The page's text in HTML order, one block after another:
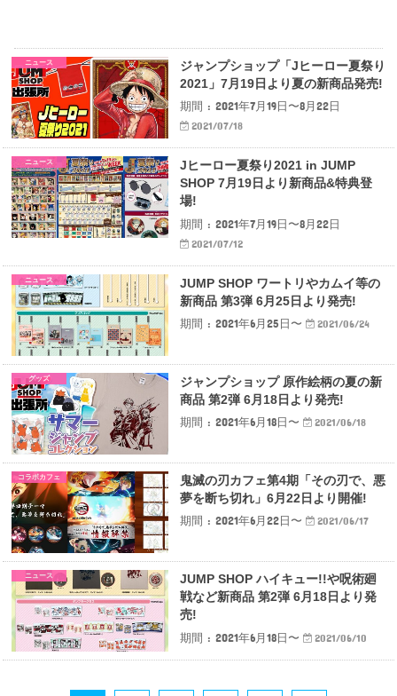
ニュース
ジャンプショップ「Jヒーロー夏祭り
2021」7月19日より夏の新商品発売!
期間 : 2021年7月19日〜8月22日
2021/07/18
ニュース
Jヒーロー夏祭り2021 in JUMP
SHOP 7月19日より新商品&特典登
場!
期間 : 2021年7月19日〜8月22日
2021/07/12
ニュース
JUMP SHOP ワートリやカムイ等の
新商品 第3弾 6月25日より発売!
期間 : 2021年6月25日〜
2021/06/24
グッズ
ジャンプショップ 原作絵柄の夏の新
商品 第2弾 6月18日より発売!
期間 : 2021年6月18日〜
2021/06/18
コラボカフェ
鬼滅の刃カフェ第4期「その刃で、悪
夢を断ち切れ」6月22日より開催!
期間 : 2021年6月22日〜
2021/06/17
ニュース
JUMP SHOP ハイキュー!!や呪術廻
戦など新商品 第2弾 6月18日より発
売!
期間 : 2021年6月18日〜
2021/06/10